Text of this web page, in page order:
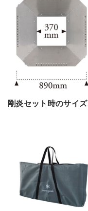
剛炎セット時のサイズ